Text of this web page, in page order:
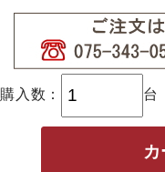
購入数： 台